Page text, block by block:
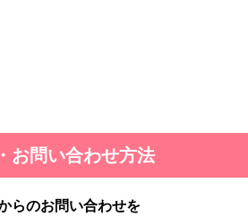
お問い合わせ方法
らのお問い合わせを